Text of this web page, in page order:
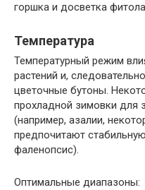
горшка и досветка
Температура
Температурный режим
растений и,
цветочные бутоны.
прохладной зимовки для
(например, азалии,
предпочитают
фаленопсис).
Оптимальные диапазоны: